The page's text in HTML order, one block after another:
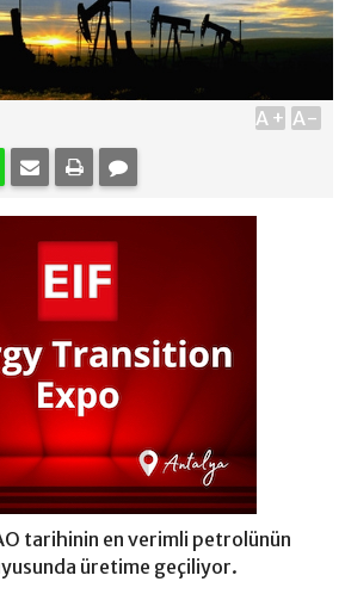
A+ A-
tarihinin en verimli petrolünün
üretime geçiliyor.